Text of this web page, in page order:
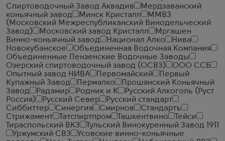
Спиртоводочный Завод Аквадив
Мердзаванский
коньячный завод
Минск Кристалл
ММВЗ
(Московский Межреспубликанский Винодельческий
Завод)
Московский завод Кристалл
Мргашен
Винно-коньячный завод
Национал Алко
Нива
Новокубанское
Объединенная Водочная Компания
Объединенные Пензенские Водочные Заводы
Озерский спиртоводочный завод (ОСВЗ)
ООО ССБ
Опытный завод НИВА
Первомайский
Первый
Купажный Завод
Пермалко
Прошянский Коньячный
Завод
Радамир Родник и К
Русский Алкоголь (Руст
Россия)
Русский Север
Русский стандарт
Сиббиттер
Синергия Смирнов
Стандартъ
Стрижамент
Татспиртпром Ташкентвино
Тейси
Тираспольский ВКЗ
Тульский Винокуренный Завод 1911
Уржумский СВЗ
Усовские винно-коньячные